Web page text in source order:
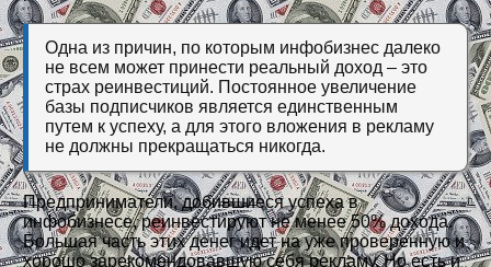
Одна из причин, по которым инфобизнес далеко
не всем может принести реальный доход – это
страх реинвестиций. Постоянное увеличение
базы подписчиков является единственным
путем к успеху, а для этого вложения в рекламу
не должны прекращаться никогда.
Предприниматели, добившиеся успеха в
инфобизнесе, реинвестируют не менее 50% дохода.
Большая часть этих денег идет на уже проверенную и
хорошо зарекомендовавшую себя рекламу. Но есть и